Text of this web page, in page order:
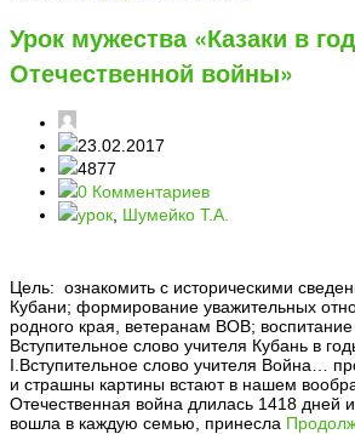
Урок мужества «Казаки в
Отечественной войны»
23.02.2017
4877
0 Комментариев
урок Шумейко Т.А.
Цель: ознакомить с историческими
Кубани; формирование уважительных
родного края, ветеранам ВОВ;
Вступительное слово учителя Кубань в
I.Вступительное слово учителя Война…
и страшны картины встают в нашем
Отечественная война длилась 1418 дней
вошла в каждую семью, принесла